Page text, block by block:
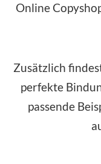
Online
Zusätzlich
perfekte
passende